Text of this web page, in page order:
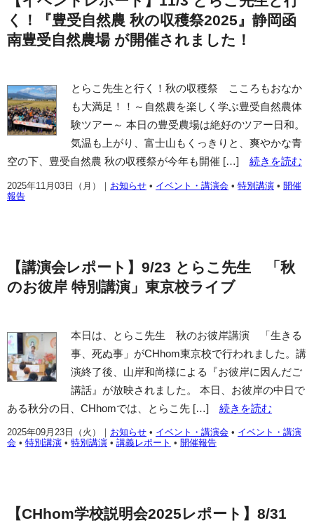
く！『豊受自然農 秋の収穫祭2025』静岡函
南豊受自然農場 が開催されました！
とらこ先生と行く！秋の収穫祭 こころもおなか
も大満足！！～自然農を楽しく学ぶ豊受自然農体
験ツアー～ 本日の豊受農場は絶好のツアー日和。
気温も上がり、富士山もくっきりと、爽やかな青
空の下、豊受自然農 秋の収穫祭が今年も開催 […]
続きを読む
2025年11月03日（月） ｜ お知らせ • イベント・講演会 • 特別講演 • 開催
報告
【講演会レポート】9/23 とらこ先生 「秋
のお彼岸 特別講演」東京校ライブ
本日は、とらこ先生 秋のお彼岸講演 「生きる
事、死ぬ事」がCHhom東京校で行われました。講
演終了後、山岸和尚様による『お彼岸に因んだご
講話』が放映されました。 本日、お彼岸の中日で
ある秋分の日、CHhomでは、とらこ先 […]
続きを読む
2025年09月23日（火） ｜ お知らせ • イベント・講演会 • イベント・講演
会 • 特別講演 • 特別講演 • 講義レポート • 開催報告
【CHhom学校説明会2025レポート】8/31